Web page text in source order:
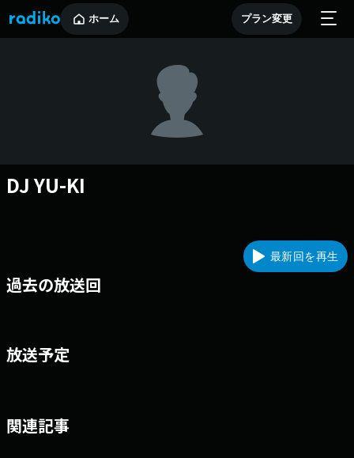
ホーム プラン変更
DJ YU-KI
最新回を再生
過去の放送回
放送予定
関連記事